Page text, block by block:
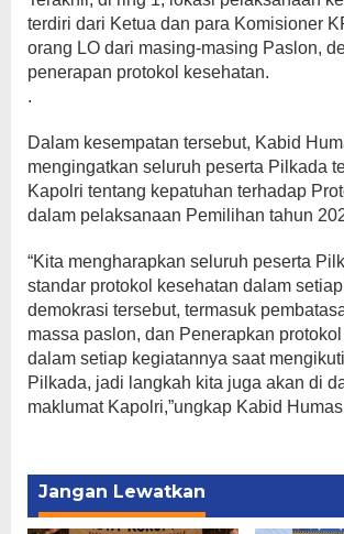
terdiri dari Ketua dan para Komisioner
orang LO dari masing-masing Paslon,
penerapan protokol kesehatan.
.
Dalam kesempatan tersebut, Kabid
mengingatkan seluruh peserta Pilkada
Kapolri tentang kepatuhan terhadap
dalam pelaksanaan Pemilihan tahun
“Kita mengharapkan seluruh peserta
standar protokol kesehatan dalam
demokrasi tersebut, termasuk
massa paslon, dan Penerapkan
dalam setiap kegiatannya saat
Pilkada, jadi langkah kita juga akan di
maklumat Kapolri,”ungkap Kabid
Jangan Lewatkan